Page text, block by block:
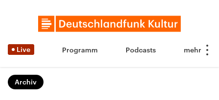
Live Programm Podcasts
Archiv